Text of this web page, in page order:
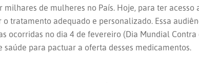
de mulheres no País. Hoje, para ter acesso
tratamento adequado e personalizado. Essa
ocorridas no dia 4 de fevereiro (Dia Mundial
para pactuar a oferta desses medicamentos.